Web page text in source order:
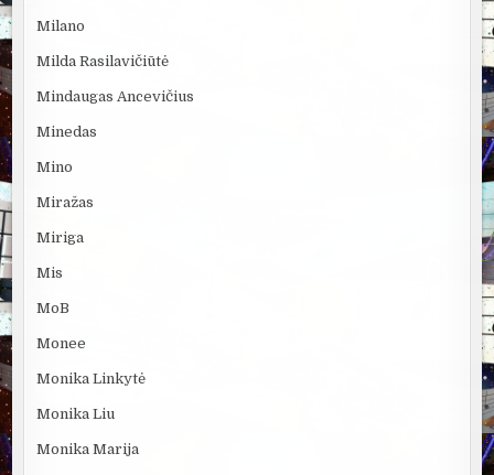
Milano
Milda Rasilavičiūtė
Mindaugas Ancevičius
Minedas
Mino
Miražas
Miriga
Mis
MoB
Monee
Monika Linkytė
Monika Liu
Monika Marija